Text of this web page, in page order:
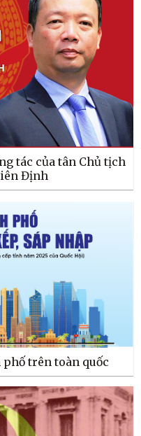
tác của tân Chủ tịch
Định
trên toàn quốc